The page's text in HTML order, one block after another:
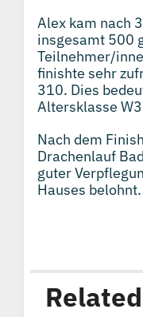
Alex kam nach
insgesamt 500
Teilnehmer/
finishte sehr
310. Dies
Altersklasse
Nach dem
Drachenlauf
guter
Hauses belohnt.